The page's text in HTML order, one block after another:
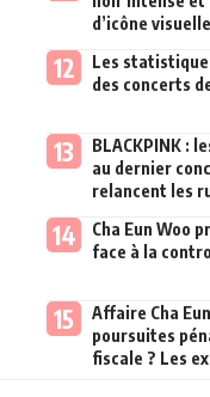
d’icône visuelle
Les
des concerts
BLACKPINK :
au dernier
relancent les
Cha Eun Woo
face à la
Affaire Cha
poursuites
fiscale ? Les